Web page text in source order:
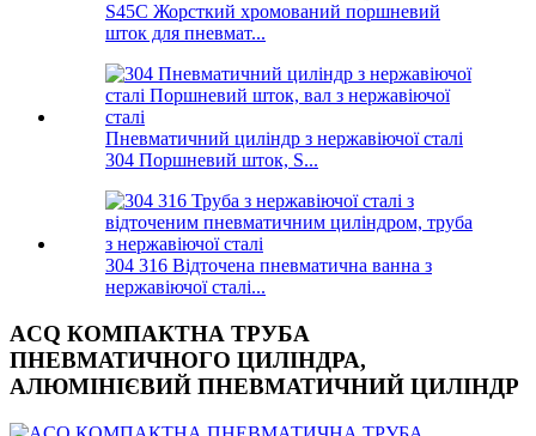
S45C Жорсткий хромований поршневий
шток для пневмат...
Пневматичний циліндр з нержавіючої сталі
304 Поршневий шток, S...
304 316 Відточена пневматична ванна з
нержавіючої сталі...
ACQ КОМПАКТНА ТРУБА
ПНЕВМАТИЧНОГО ЦИЛІНДРА,
АЛЮМІНІЄВИЙ ПНЕВМАТИЧНИЙ ЦИЛІНДР